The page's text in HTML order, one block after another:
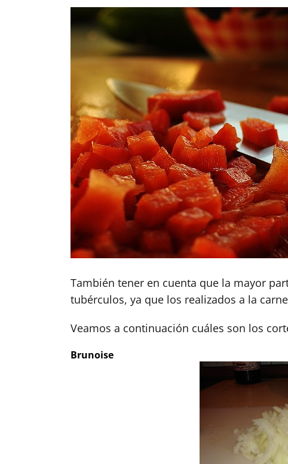
También tener en cuenta que la mayor
tubérculos, ya que los realizados a la
Veamos a continuación cuáles son los
Brunoise